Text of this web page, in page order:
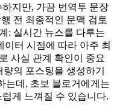
지만, 가끔 번역투 문장
전 최종적인 문맥 검토
: 실시간 뉴스를 다루는
이터 시점에 따라 아주 최
사실 관계 확인이 중요
의 포스팅을 생성하기
는데, 초보 블로거에게는
게 느껴질 수 있습니다.